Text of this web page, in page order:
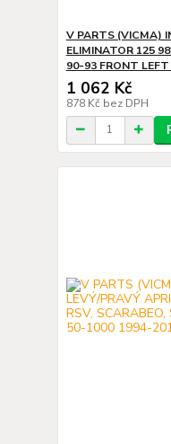
V PARTS (VICMA)
ELIMINATOR 125
90-93 FRONT
1 062 Kč
878 Kč bez DPH